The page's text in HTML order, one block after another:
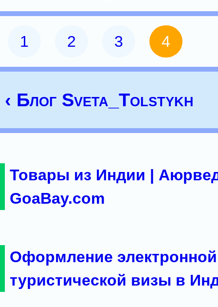
1 2 3 4
‹ Блог Sveta_Tolstykh
Товары из Индии |
GoaBay.com
Оформление электронной
туристической визы в